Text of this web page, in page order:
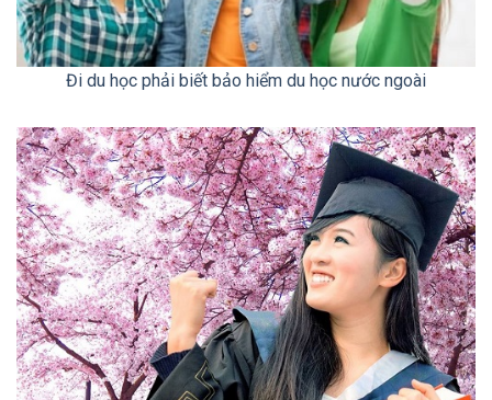
Đi du học phải biết bảo hiểm du học nước ngoài